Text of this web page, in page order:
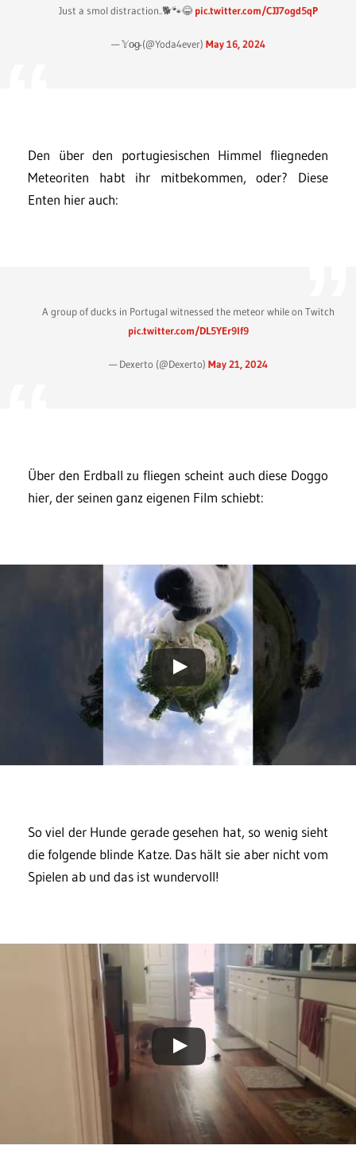
Just a smol distraction..🐕🐾😂 pic.twitter.com/CJJ7ogd5qP
— 𝕐o̴g̴ (@Yoda4ever) May 16, 2024
Den über den portugiesischen Himmel fliegneden
Meteoriten habt ihr mitbekommen, oder? Diese
Enten hier auch:
A group of ducks in Portugal witnessed the meteor while on Twitch
pic.twitter.com/DL5YEr9lf9
— Dexerto (@Dexerto) May 21, 2024
Über den Erdball zu fliegen scheint auch diese Doggo
hier, der seinen ganz eigenen Film schiebt:
So viel der Hunde gerade gesehen hat, so wenig sieht
die folgende blinde Katze. Das hält sie aber nicht vom
Spielen ab und das ist wundervoll!